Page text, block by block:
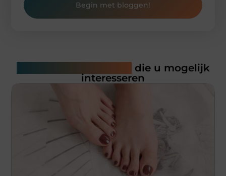
Begin met bloggen!
die u mogelijk
interesseren